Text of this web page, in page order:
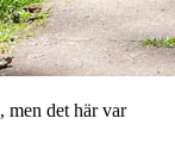
men det här var